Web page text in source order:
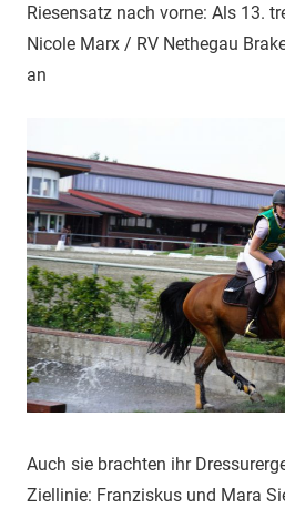
Riesensatz nach vorne: Als 13.
Nicole Marx / RV Nethegau
an
Auch sie brachten ihr
Ziellinie: Franziskus und Mara